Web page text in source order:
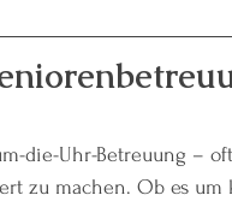
die-Uhr-Betreuung –
zu machen. Ob es